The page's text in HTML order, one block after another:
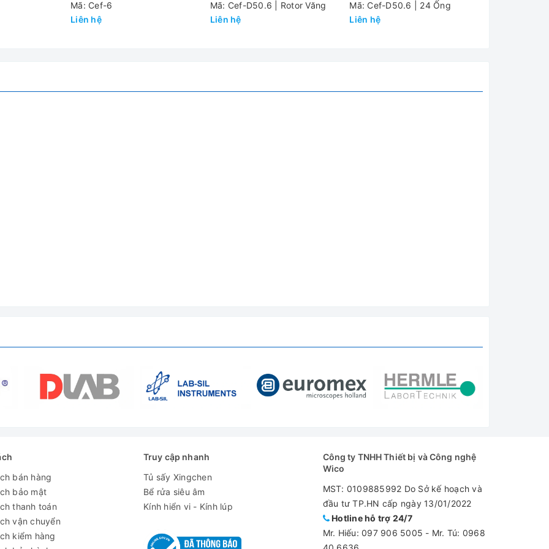
quá tốc độ, quá nhiệt, tự động chuẩn đoán, phát hiện các bất thường
500W
cảnh báo bằng âm thanh, ly tâm trong thời gian ngắn
Mã: Cef-6
Liên hệ
Văng
Mã: Cef-D50.6 | Rotor Văng
Liên hệ
Mã: Cef-D50.6 | 24 Ống
Liên hệ
bán hàng
bảo mật
thanh toán
vận chuyển
kiểm hàng
Truy cập nhanh
Tủ sấy Xingchen
Bể rửa siêu âm
Kính hiển vi - Kính lúp
Công ty TNHH Thiết bị và Công nghệ
Wico
MST: 0109885992 Do Sở kế hoạch và
đầu tư TP.HN cấp ngày 13/01/2022
Hotline hỗ trợ 24/7
Mr. Hiếu: 097 906 5005 - Mr. Tú: 0968